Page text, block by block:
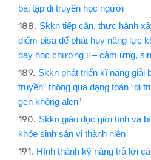
bài tập di truyền học người
Skkn tiếp cận, thực hành
điểm pisa để phát huy năng lực
dạy học chương ii – cảm ứng,
Skkn phát triển kĩ năng giải
truyền” thông qua dạng toán “di
gen không alen”
Skkn giáo dục giới tính và
khỏe sinh sản vị thành niên
Hình thành kỹ năng trả lời